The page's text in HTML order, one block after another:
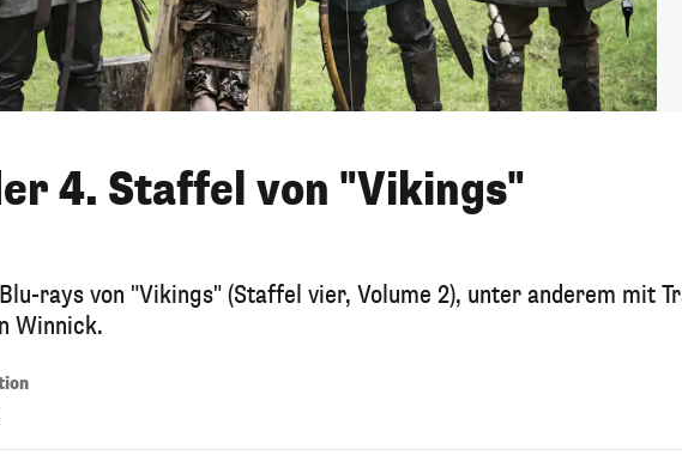
4. Staffel von "Vikings"
rays von "Vikings" (Staffel vier, Volume 2), unter anderem mit
Winnick.